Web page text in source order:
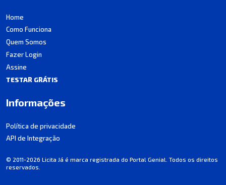
Home
Como Funciona
Quem Somos
Fazer Login
Assine
TESTAR GRÁTIS
Informações
Política de privacidade
API de Integração
© 2011-2026 Licita Já é marca registrada do Portal Genial. Todos os direitos
reservados.